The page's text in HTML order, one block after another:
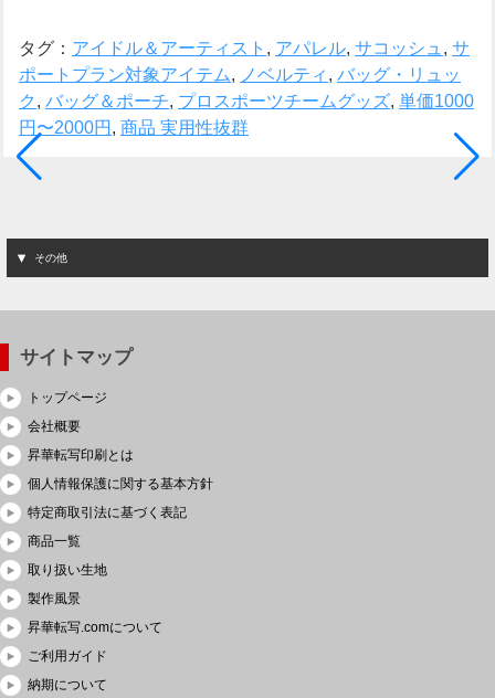
タグ： アイドル＆アーティスト , アパレル, サコッシュ , サ
ポートプラン対象アイテム, ノベルティ , バッグ・リュッ
ク , バッグ＆ポーチ, プロスポーツチームグッズ, 単価1000
円〜2000円 , 商品 実用性抜群
その他
サイトマップ
トップページ
会社概要
昇華転写印刷とは
個人情報保護に関する基本方針
特定商取引法に基づく表記
商品一覧
取り扱い生地
製作風景
昇華転写.comについて
ご利用ガイド
納期について